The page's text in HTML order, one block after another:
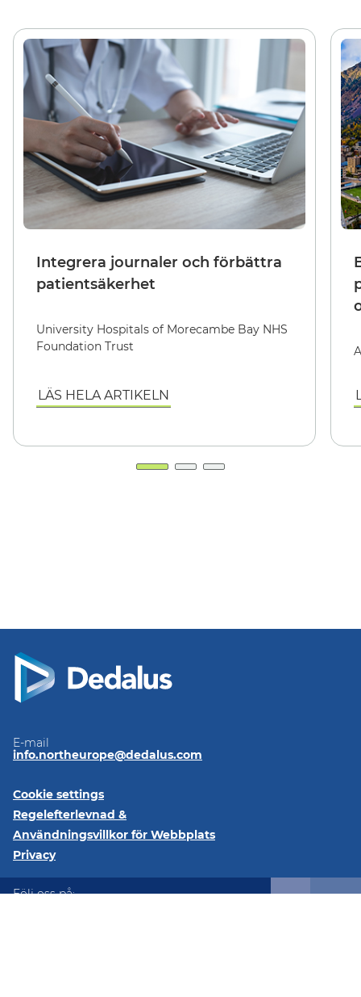
Integrera journaler och förbättra
patientsäkerhet
University Hospitals of Morecambe Bay NHS
Foundation Trust
LÄS HELA ARTIKELN
E-mail
info.northeurope@dedalus.com
Cookie settings
Regelefterlevnad &
Användningsvillkor för Webbplats
Privacy
Följ oss på: